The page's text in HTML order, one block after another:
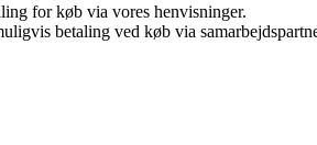
for køb via vores henvisninger.
betaling ved køb via